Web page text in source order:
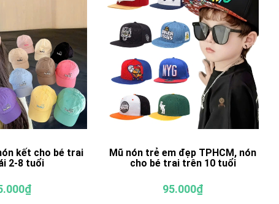
kết cho bé trai
2-8 tuổi
Mũ nón trẻ em đẹp TPHCM, nón
cho bé trai trên 10 tuổi
95.000₫